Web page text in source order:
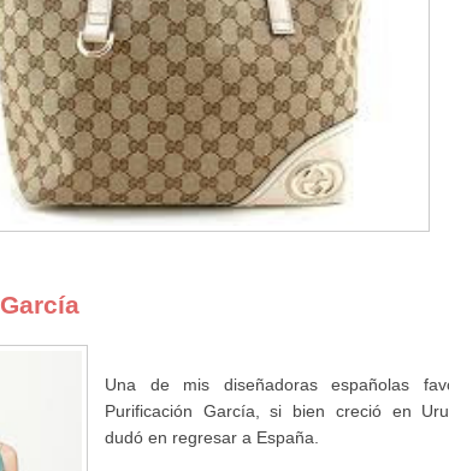
Una de mis diseñadoras españolas
Purificación García, si bien creció en
dudó en regresar a España.